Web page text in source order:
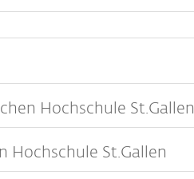
Hochschule St.Gallen
Hochschule St.Gallen